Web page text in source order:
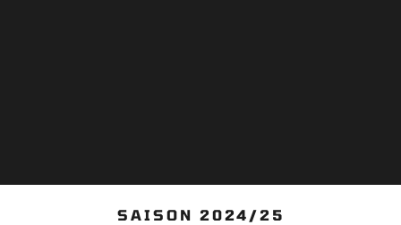
SAISON 2024/25